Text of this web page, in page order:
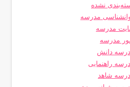
نشده
مدرسه
مدرسه
مدرسه
دانش
راهنمایی
شاهد